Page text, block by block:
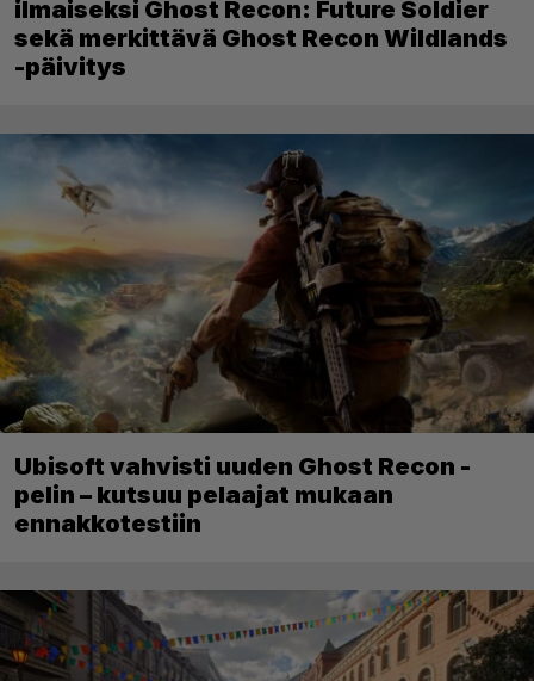
ilmaiseksi Ghost Recon: Future Soldier
sekä merkittävä Ghost Recon Wildlands
-päivitys
Ubisoft vahvisti uuden Ghost Recon -
pelin – kutsuu pelaajat mukaan
ennakkotestiin